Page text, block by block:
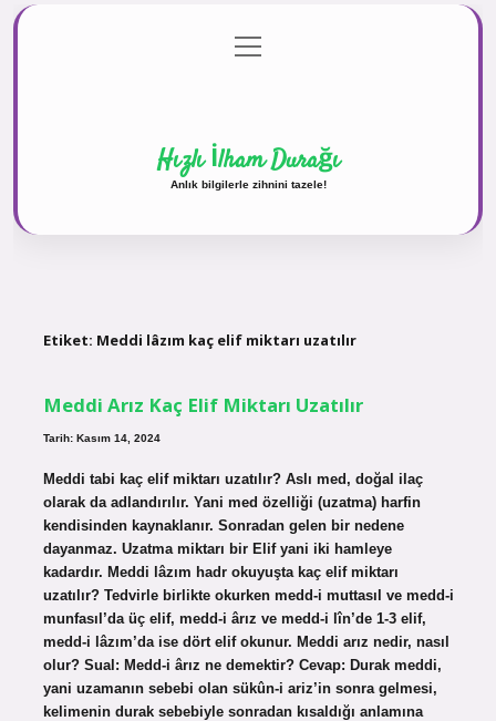
Gizlilik Politikası
menüyü
aç
Hızlı İlham Durağı
Anlık bilgilerle zihnini tazele!
Etiket: Meddi lâzım kaç elif miktarı uzatılır
Meddi Arız Kaç Elif Miktarı Uzatılır
Tarih: Kasım 14, 2024
Meddi tabi kaç elif miktarı uzatılır? Aslı med, doğal ilaç
olarak da adlandırılır. Yani med özelliği (uzatma) harfin
kendisinden kaynaklanır. Sonradan gelen bir nedene
dayanmaz. Uzatma miktarı bir Elif yani iki hamleye
kadardır. Meddi lâzım hadr okuyuşta kaç elif miktarı
uzatılır? Tedvirle birlikte okurken medd-i muttasıl ve medd-i
munfasıl’da üç elif, medd-i ârız ve medd-i lîn’de 1-3 elif,
medd-i lâzım’da ise dört elif okunur. Meddi arız nedir, nasıl
olur? Sual: Medd-i ârız ne demektir? Cevap: Durak meddi,
yani uzamanın sebebi olan sükûn-i ariz’in sonra gelmesi,
kelimenin durak sebebiyle sonradan kısaldığı anlamına